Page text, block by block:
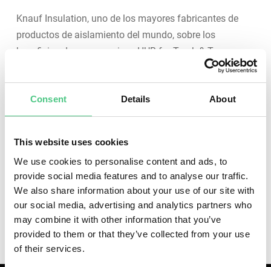
Consent Details About
This website uses cookies
We use cookies to personalise content and ads, to
provide social media features and to analyse our traffic.
We also share information about your use of our site with
our social media, advertising and analytics partners who
may combine it with other information that you’ve
provided to them or that they’ve collected from your use
of their services.
Knauf Insulation, uno de los mayores fabricantes de
productos de aislamiento del mundo, sobre los
beneficios de usar osapiens HUB for Track & Trace.
marketing.
Aceptar cookies